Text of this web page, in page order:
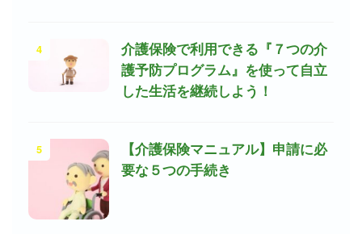
4
介護保険で利用できる『７つの介
護予防プログラム』を使って自立
した生活を継続しよう！
5
【介護保険マニュアル】申請に必
要な５つの手続き